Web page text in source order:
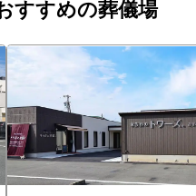
すすめの葬儀場